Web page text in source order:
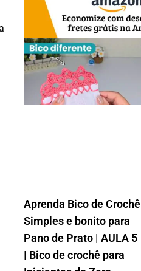
Aprenda Bico de Crochê
Simples e bonito para
Pano de Prato | AULA 5
| Bico de crochê para